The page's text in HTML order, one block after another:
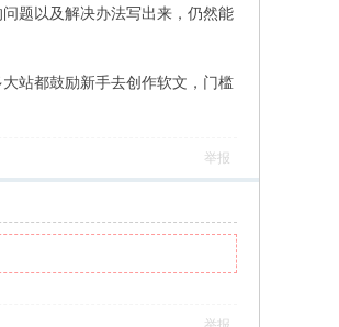
题以及解决办法写出来，仍然能
站都鼓励新手去创作软文，门槛
举报